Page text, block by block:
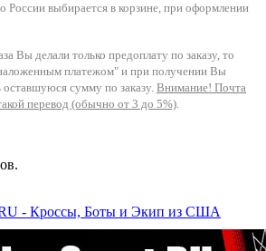
России выбирается в корзине, при оформлении
Вы делали только предоплату по заказу, то
платежом" и при получении Вы
сумму по заказу. Внимание! Почта
перевод (обычно от 3 до 5%).
- Кроссы, Боты и Экип из США